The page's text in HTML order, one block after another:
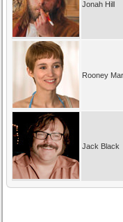
Jonah Hill
Rooney
Jack Black